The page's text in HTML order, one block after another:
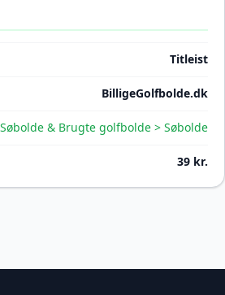
Titleist
BilligeGolfbolde.dk
& Brugte golfbolde > Søbolde
39 kr.